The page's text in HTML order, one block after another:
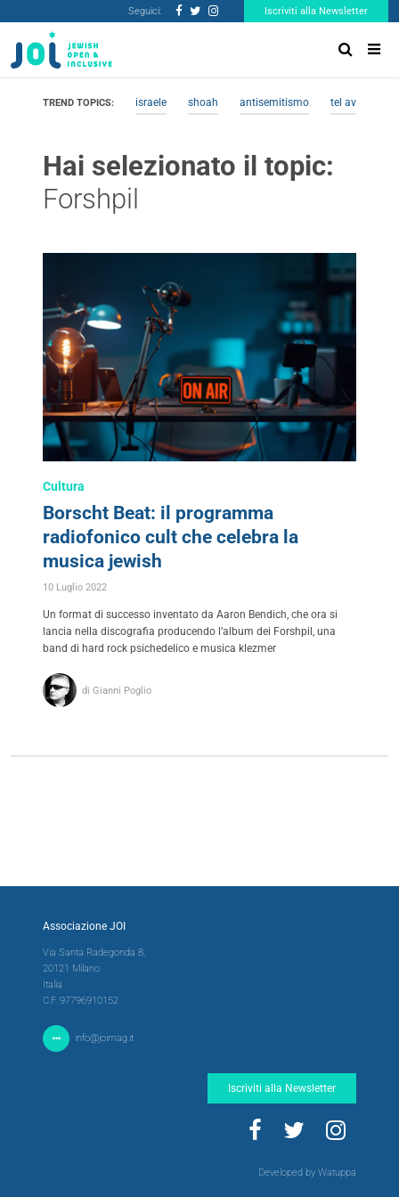
Seguici: Iscriviti alla Newsletter
TREND TOPICS: israele shoah antisemitismo tel aviv
Hai selezionato il topic:
Forshpil
Cultura
Borscht Beat: il programma
radiofonico cult che celebra la
musica jewish
10 Luglio 2022
Un format di successo inventato da Aaron Bendich, che ora si
lancia nella discografia producendo l’album dei Forshpil, una
band di hard rock psichedelico e musica klezmer
di Gianni Poglio
Associazione JOI
Via Santa Radegonda 8,
20121 Milano
Italia
C.F. 97796910152
info@joimag.it
Iscriviti alla Newsletter
Developed by Watuppa